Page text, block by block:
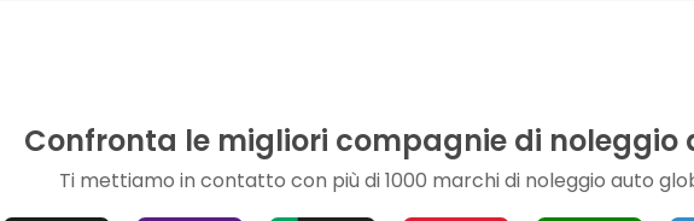
Confronta le migliori compagnie di noleggio
Ti mettiamo in contatto con più di 1000 marchi di noleggio auto